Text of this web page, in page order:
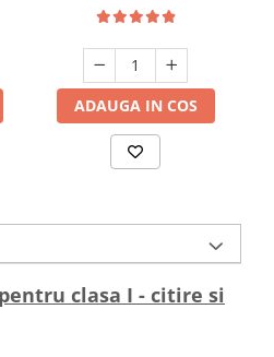
ADAUGA IN COS
clasa I - citire si